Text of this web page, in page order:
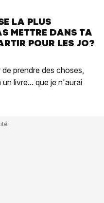
LA PLUS
METTRE DANS TA
POUR LES JO?
prendre des choses,
livre... que je n'aurai